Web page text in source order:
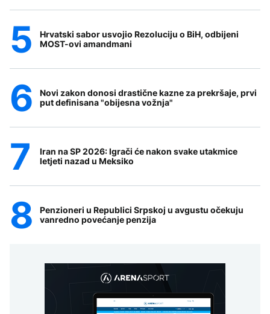
Hrvatski sabor usvojio Rezoluciju o BiH, odbijeni
MOST-ovi amandmani
Novi zakon donosi drastične kazne za prekršaje, prvi
put definisana "obijesna vožnja"
Iran na SP 2026: Igrači će nakon svake utakmice
letjeti nazad u Meksiko
Penzioneri u Republici Srpskoj u avgustu očekuju
vanredno povećanje penzija